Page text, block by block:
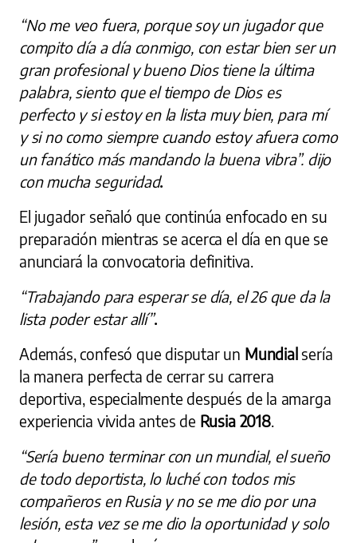
“No me veo fuera, porque soy un jugador que
compito día a día conmigo, con estar bien ser un
gran profesional y bueno Dios tiene la última
palabra, siento que el tiempo de Dios es
perfecto y si estoy en la lista muy bien, para mí
y si no como siempre cuando estoy afuera como
un fanático más mandando la buena vibra”. dijo
con mucha seguridad.
El jugador señaló que continúa enfocado en su
preparación mientras se acerca el día en que se
anunciará la convocatoria definitiva.
“Trabajando para esperar se día, el 26 que da la
lista poder estar allí”.
Además, confesó que disputar un Mundialsería
la manera perfecta de cerrar su carrera
deportiva, especialmente después de la amarga
experiencia vivida antes de Rusia 2018.
“Sería bueno terminar con un mundial, el sueño
de todo deportista, lo luché con todos mis
compañeros en Rusia y no se me dio por una
lesión, esta vez se me dio la oportunidad y solo